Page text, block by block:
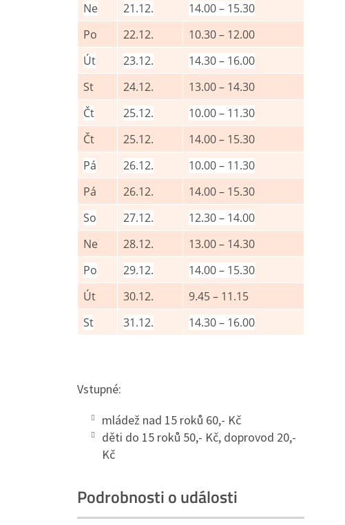
Ne
21.12.
14.00 – 15.30
Po
22.12.
10.30 – 12.00
Út
23.12.
14.30 – 16.00
St
24.12.
13.00 – 14.30
Čt
25.12.
10.00 – 11.30
Čt
25.12.
14.00 – 15.30
Pá
26.12.
10.00 – 11.30
Pá
26.12.
14.00 – 15.30
So
27.12.
12.30 – 14.00
Ne
28.12.
13.00 – 14.30
Po
29.12.
14.00 – 15.30
Út
30.12.
9.45 – 11.15
St
31.12. 14.30 – 16.00
Vstupné:
mládež nad 15 roků 60,- Kč
děti do 15 roků 50,- Kč, doprovod 20,-
Kč
Podrobnosti o události